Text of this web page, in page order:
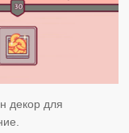
декор для